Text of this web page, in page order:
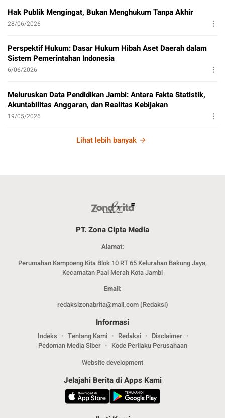
Hak Publik Mengingat, Bukan Menghukum Tanpa Akhir
28/06/2026
Perspektif Hukum: Dasar Hukum Hibah Aset Daerah dalam
Sistem Pemerintahan Indonesia
6/06/2026
Meluruskan Data Pendidikan Jambi: Antara Fakta Statistik,
Akuntabilitas Anggaran, dan Realitas Kebijakan
19/05/2026
Lihat lebih banyak
PT. Zona Cipta Media
Alamat:
Perumahan Kampoeng Kita Blok 10 RT 65 Kelurahan Bakung Jaya,
Kecamatan Paal Merah Kota Jambi
Email:
redaksizonabrita@mail.com (Redaksi)
Informasi
Indeks Tentang Kami Redaksi
Disclaimer
Pedoman Media Siber
Kode Perilaku Perusahaan
Website development
Jelajahi Berita di Apps Kami